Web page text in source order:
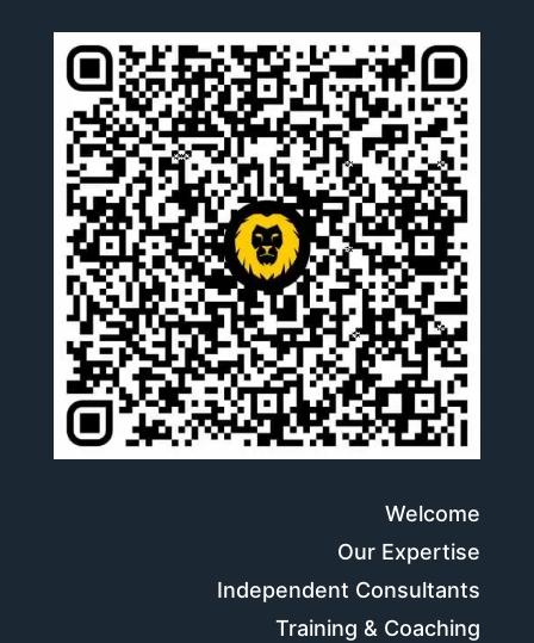
Welcome
Our Expertise
Independent Consultants
Training & Coaching